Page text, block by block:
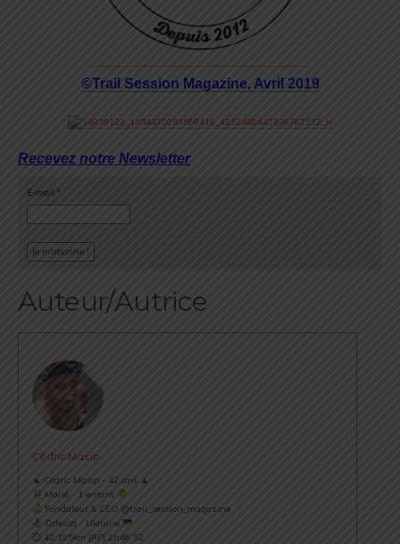
©Trail Session Magazine, Avril 2019
Recevez notre Newsletter
E-mail *
Auteur/Autrice
Cédric Masip
▲ Cédric Masip - 42 ans ▲
Marié - 1 enfant
Fondateur & CEO @trail_session_magazine
Odessa - Ukraine
⏱ 42.195km [RP] 2h46’52